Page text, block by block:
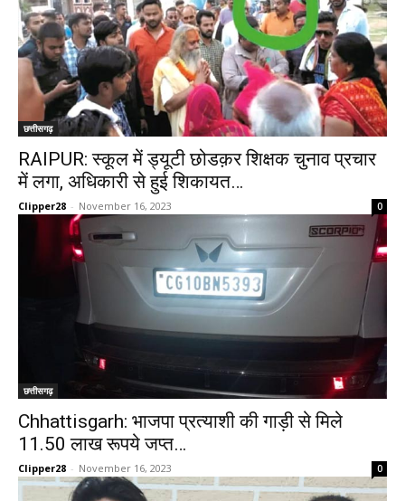
छत्तीसगढ़
RAIPUR: स्कूल में ड्यूटी छोडक़र शिक्षक चुनाव प्रचार
में लगा, अधिकारी से हुई शिकायत…
Clipper28 - November 16, 2023 0
छत्तीसगढ़
Chhattisgarh: भाजपा प्रत्याशी की गाड़ी से मिले
11.50 लाख रूपये जप्त…
Clipper28 - November 16, 2023 0